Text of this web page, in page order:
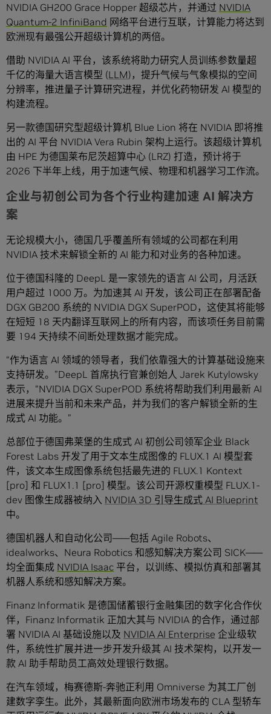
NVIDIA GH200 Grace Hopper 超级芯片，并通过 NVIDIA
Quantum-2 InfiniBand 网络平台进行互联，计算能力将达到
欧洲现有最强公开超级计算机的两倍。
借助 NVIDIA AI 平台，该系统将助力研究人员训练参数量超
千亿的海量大语言模型 (LLM)，提升气候与气象模拟的空间
分辨率，推进量子计算研究进程，并优化药物研发 AI 模型的
构建流程。
另一款德国研究型超级计算机 Blue Lion 将在 NVIDIA 即将推
出的 AI 平台 NVIDIA Vera Rubin 架构上运行。该超级计算机
由 HPE 为德国莱布尼茨超算中心 (LRZ) 打造，预计将于
2026 下半年上线，用于加速气候、物理和机器学习工作流。
企业与初创公司为各个行业构建加速 AI 解决方
案
无论规模大小，德国几乎覆盖所有领域的公司都在利用
NVIDIA 技术来解锁全新的 AI 能力和对业务的各种加速。
位于德国科隆的 DeepL 是一家领先的语言 AI 公司，月活跃
用户超过 1000 万。为加速其 AI 开发，该公司正在部署配备
DGX GB200 系统的 NVIDIA DGX SuperPOD，这使其将能够
在短短 18 天内翻译互联网上的所有内容，而该项任务目前需
要 194 天持续不间断处理数据才能完成。
“作为语言 AI 领域的领导者，我们依靠强大的计算基础设施来
支持研发。”DeepL 首席执行官兼创始人 Jarek Kutylowsky
表示，“NVIDIA DGX SuperPOD 系统将帮助我们利用最新 AI
进展来提升当前和未来产品，并为我们的客户解锁全新的生
成式 AI 功能。”
总部位于德国弗莱堡的生成式 AI 初创公司领军企业 Black
Forest Labs 开发了用于文本生成图像的 FLUX.1 AI 模型套
件，该文本生成图像系统包括最先进的 FLUX.1 Kontext
[pro] 和 FLUX1.1 [pro] 模型。该公司开源权重模型 FLUX.1-
dev 图像生成器被纳入 NVIDIA 3D 引导生成式 AI Blueprint
中。
德国机器人和自动化公司——包括 Agile Robots、
idealworks、Neura Robotics 和感知解决方案公司 SICK——
均全面集成 NVIDIA Isaac 平台，以训练、模拟仿真和部署其
机器人系统和感知解决方案。
Finanz Informatik 是德国储蓄银行金融集团的数字化合作伙
伴，Finanz Informatik 正加大其与 NVIDIA 的合作，通过部
署 NVIDIA AI 基础设施以及 NVIDIA AI Enterprise 企业级软
件，系统性扩展并进一步开发升级其 AI 技术架构，以开发一
款 AI 助手帮助员工高效处理银行数据。
在汽车领域，梅赛德斯-奔驰正利用 Omniverse 为其工厂创
建数字孪生。此外，其最新面向欧洲市场发布的 CLA 型轿车